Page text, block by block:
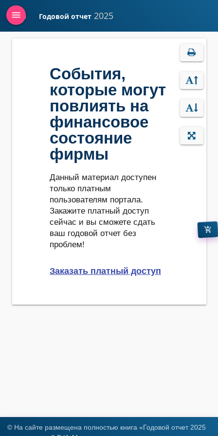
Войти Годовой отчет 2025
menu
События,
которые могут
повлиять на
финансовое
состояние
фирмы
Данный материал доступен
только платным
пользователям портала.
Закажите платный доступ
сейчас и вы сможете сдать
ваш годовой отчет без
проблем!
Заказать платный доступ
add_shopping_cart
© На сайте размещена полностью книга «Годовой отчет 2025